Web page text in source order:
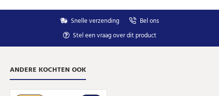
Snelle verzending
Bel ons
Stel een vraag over dit product
ANDERE KOCHTEN OOK